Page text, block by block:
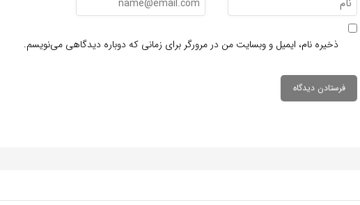
ذخیره نام، ایمیل و وبسایت من در مرورگر برای زمانی که دوباره دیدگاهی می‌نویسم.